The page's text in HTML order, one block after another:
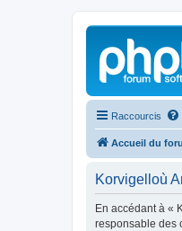
Raccourcis
Accueil du
Korvigelloù
En accédant à «
responsable des